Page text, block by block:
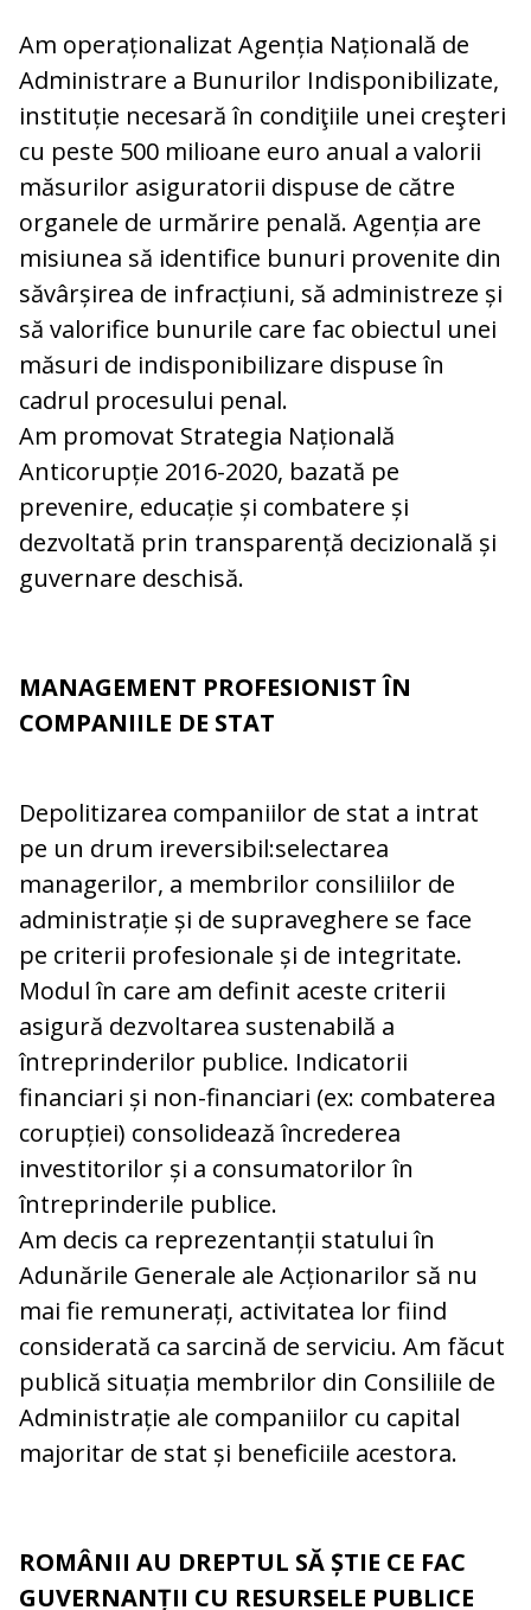
Am operaționalizat Agenția Națională de
Administrare a Bunurilor Indisponibilizate,
instituție necesară în condiţiile unei creşteri
cu peste 500 milioane euro anual a valorii
măsurilor asiguratorii dispuse de către
organele de urmărire penală. Agenția are
misiunea să identifice bunuri provenite din
săvârșirea de infracțiuni, să administreze și
să valorifice bunurile care fac obiectul unei
măsuri de indisponibilizare dispuse în
cadrul procesului penal.
Am promovat Strategia Națională
Anticorupție 2016-2020, bazată pe
prevenire, educație și combatere și
dezvoltată prin transparență decizională și
guvernare deschisă.
MANAGEMENT PROFESIONIST ÎN
COMPANIILE DE STAT
Depolitizarea companiilor de stat a intrat
pe un drum ireversibil:selectarea
managerilor, a membrilor consiliilor de
administrație și de supraveghere se face
pe criterii profesionale și de integritate.
Modul în care am definit aceste criterii
asigură dezvoltarea sustenabilă a
întreprinderilor publice. Indicatorii
financiari și non-financiari (ex: combaterea
corupției) consolidează încrederea
investitorilor și a consumatorilor în
întreprinderile publice.
Am decis ca reprezentanții statului în
Adunările Generale ale Acționarilor să nu
mai fie remunerați, activitatea lor fiind
considerată ca sarcină de serviciu. Am făcut
publică situația membrilor din Consiliile de
Administrație ale companiilor cu capital
majoritar de stat și beneficiile acestora.
ROMÂNII AU DREPTUL SĂ ȘTIE CE FAC
GUVERNANȚII CU RESURSELE PUBLICE